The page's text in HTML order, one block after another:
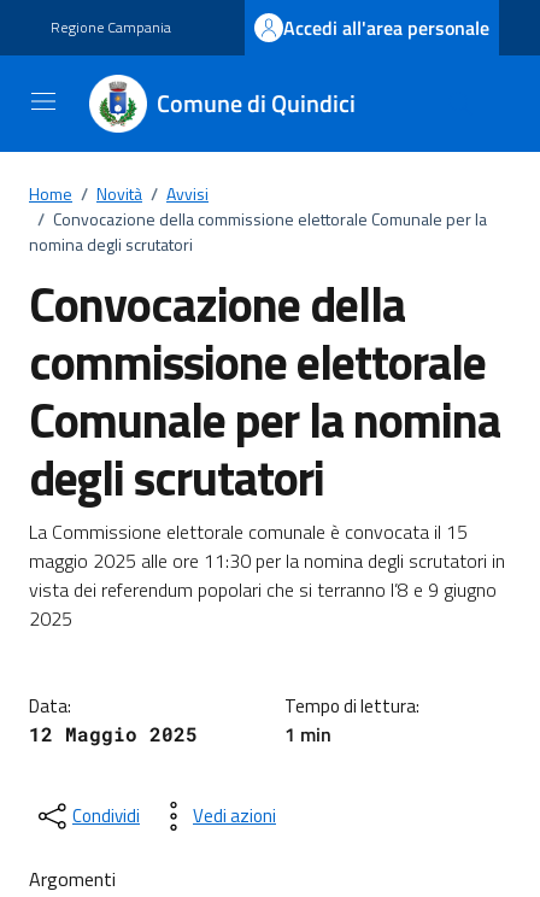
Regione Campania Accedi all'area personale
Comune di Quindici
Home / Novità / Avvisi
/ Convocazione della commissione elettorale Comunale per la
nomina degli scrutatori
Convocazione della
commissione elettorale
Comunale per la nomina
degli scrutatori
Dettagli della notizia
La Commissione elettorale comunale è convocata il 15
maggio 2025 alle ore 11:30 per la nomina degli scrutatori in
vista dei referendum popolari che si terranno l’8 e 9 giugno
2025
Data:
12 Maggio 2025
Tempo di lettura:
1 min
Condividi Vedi azioni
Argomenti